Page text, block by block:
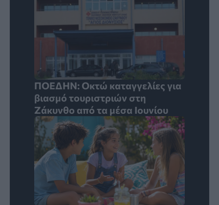
ΠΟΕΔΗΝ: Οκτώ καταγγελίες για
βιασμό τουριστριών στη
Ζάκυνθο από τα μέσα Ιουνίου